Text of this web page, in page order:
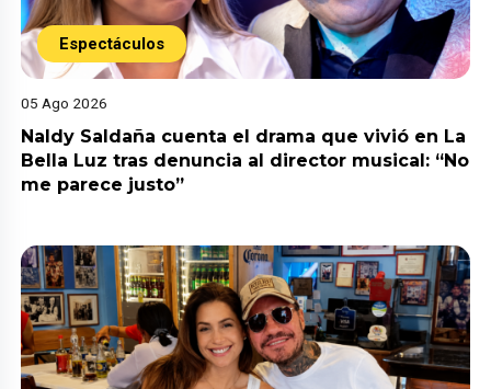
Espectáculos
05 Ago 2026
Naldy Saldaña cuenta el drama que vivió en La
Bella Luz tras denuncia al director musical: “No
me parece justo”